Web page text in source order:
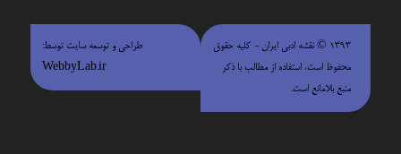
۱۳۹۳ © نقشه ادبی ایران - كليه حقوق
محفوظ است، استفاده از مطالب با ذكر
منبع بلامانع است.
طراحی و توسعه سایت توسط:
WebbyLab.ir